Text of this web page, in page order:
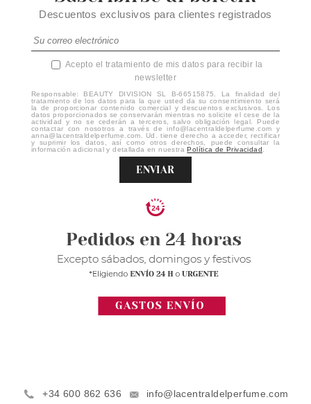
Descuentos exclusivos para clientes registrados
Acepto el tratamiento de mis datos para recibir la
newsletter
Responsable: BEAUTY DIVISION SL B-66515875. La finalidad del
tratamiento de los datos para la que usted da su consentimiento será
la de proporcionar contenido comercial y descuentos exclusivos. Los
datos proporcionados se conservarán mientras no solicite el cese de la
actividad y no se cederán a terceros, salvo obligación legal. Puede
contactar con nosotros a través de info@lacentraldelperfume.com y
anna@lacentraldelperfume.com. Ud. tiene derecho a acceder, rectificar
y suprimir los datos, así como otros derechos, puede consultar la
información adicional y detallada en nuestraPolítica de Privacidad
ENVIAR
+34 600 862 636
info@lacentraldelperfume.com